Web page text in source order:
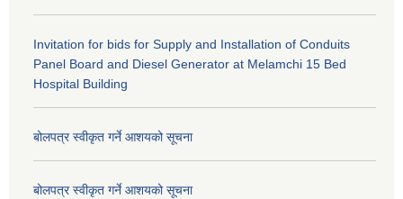
Invitation for bids for Supply and Installation of Conduits
Panel Board and Diesel Generator at Melamchi 15 Bed
Hospital Building
बोलपत्र स्वीकृत गर्ने आशयको सूचना
बोलपत्र स्वीकृत गर्ने आशयको सूचना